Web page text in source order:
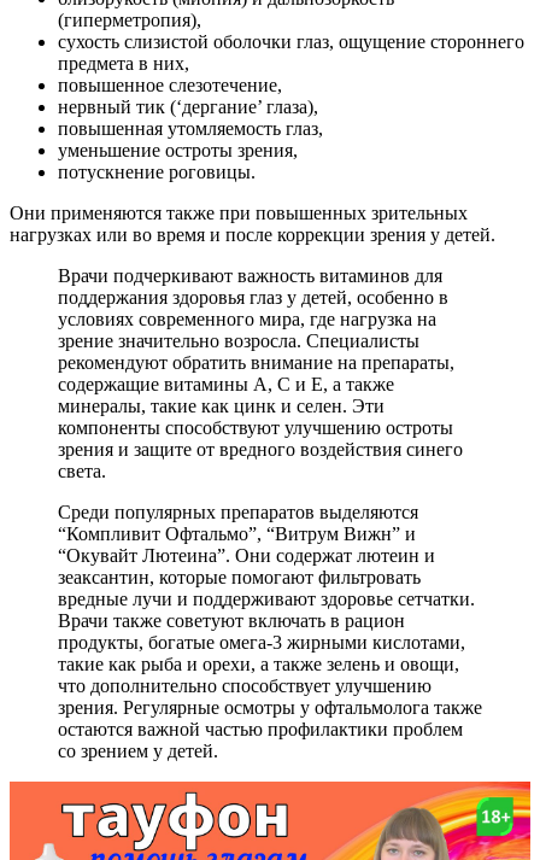
(гиперметропия),
сухость слизистой оболочки глаз, ощущение стороннего
предмета в них,
повышенное слезотечение,
нервный тик (‘дергание’ глаза),
повышенная утомляемость глаз,
уменьшение остроты зрения,
потускнение роговицы.
Они применяются также при повышенных зрительных
нагрузках или во время и после коррекции зрения у детей.
Врачи подчеркивают важность витаминов для
поддержания здоровья глаз у детей, особенно в
условиях современного мира, где нагрузка на
зрение значительно возросла. Специалисты
рекомендуют обратить внимание на препараты,
содержащие витамины A, C и E, а также
минералы, такие как цинк и селен. Эти
компоненты способствуют улучшению остроты
зрения и защите от вредного воздействия синего
света.
Среди популярных препаратов выделяются
“Компливит Офтальмо”, “Витрум Вижн” и
“Окувайт Лютеина”. Они содержат лютеин и
зеаксантин, которые помогают фильтровать
вредные лучи и поддерживают здоровье сетчатки.
Врачи также советуют включать в рацион
продукты, богатые омега-3 жирными кислотами,
такие как рыба и орехи, а также зелень и овощи,
что дополнительно способствует улучшению
зрения. Регулярные осмотры у офтальмолога также
остаются важной частью профилактики проблем
со зрением у детей.